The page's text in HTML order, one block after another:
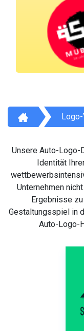
Unsere Auto-Logo-
Identität
Unternehmen
Ergebnisse
Gestaltungsspiel in
Auto-Logo-